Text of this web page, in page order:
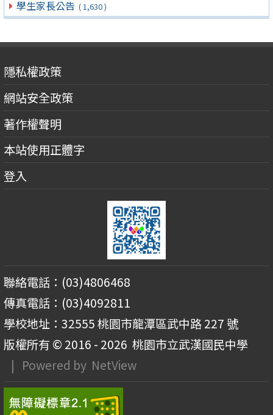
學生家長公告 ( 1,630 )
隱私權政策
網站安全政策
著作權聲明
本站使用正體字
登入
聯絡電話：(03)4806468
傳真電話：(03)4092811
學校地址：32555 桃園市龍潭區武中路 227 號
版權所有 © 2016 - 2026 桃園市立武漢國民中學
| Powered by NetView